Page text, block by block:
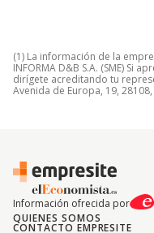
(1) La información de la
INFORMA D&B S.A. (SME) Si
dirígete acreditando tu
Avenida de Europa, 19,
Información ofrecida por
QUIENES SOMOS
CONTACTO EMPRESITE